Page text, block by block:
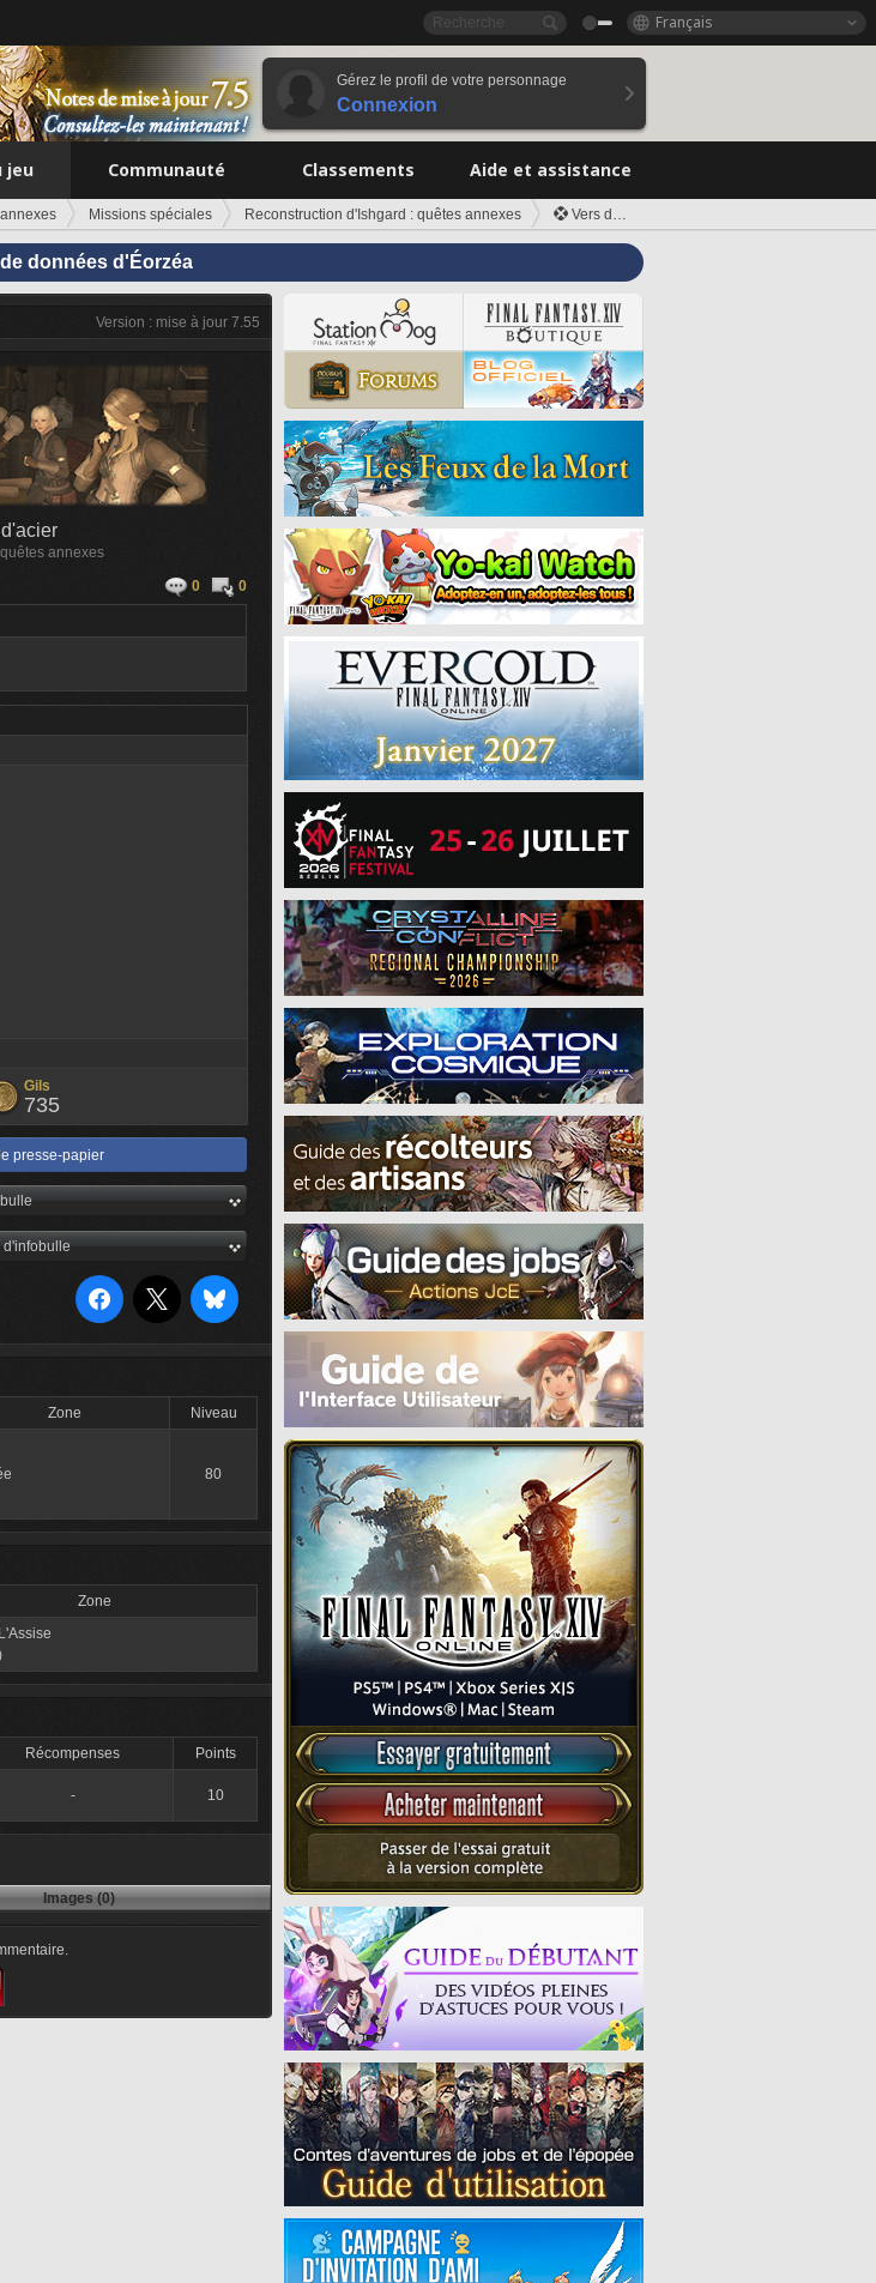
Français
Gérez le profil de votre personnage
Connexion
jeu Communauté Classements Aide et assistance
Missions spéciales Reconstruction d'Ishgard : quêtes annexes  Vers de nouveaux cieux d'acier
données d'Éorzéa
Version : mise à jour 7.55
annexes
0
0
Gils
735
presse-papier
d'infobulle
Zone Niveau
80
Zone
Récompenses Points
- 10
Images (0)